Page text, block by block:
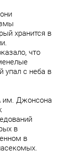
хранится в
что
упал с неба в
им. Джонсона
в
в